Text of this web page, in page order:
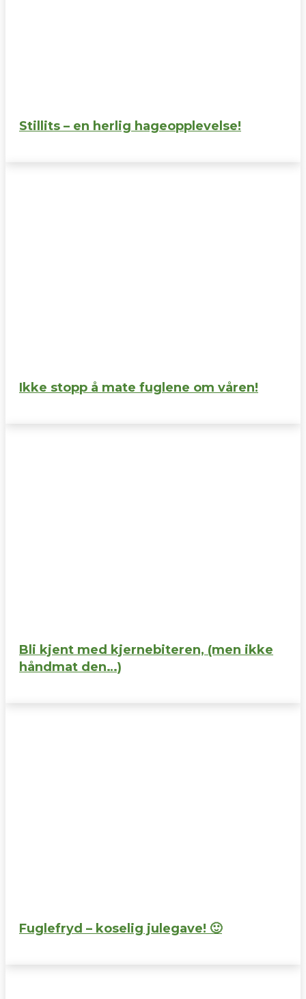
Stillits – en herlig hageopplevelse!
Ikke stopp å mate fuglene om våren!
Bli kjent med kjernebiteren, (men ikke
håndmat den…)
Fuglefryd – koselig julegave! 🙂